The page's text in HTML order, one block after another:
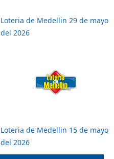
Loteria de Medellin 29 de mayo
del 2026
Loteria de Medellin 15 de mayo
del 2026